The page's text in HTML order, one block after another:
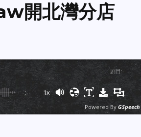
開北灣分店
剧目 :-
-:-- 1x
Powered By GSpeech